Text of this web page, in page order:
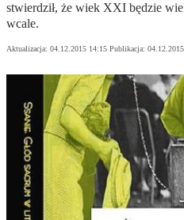
stwierdził, że wiek XXI będzie
wcale.
Aktualizacja: 04.12.2015 14:15 Publikacja: